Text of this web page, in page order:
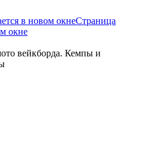
в новом окнеСтраница
окне
вейкборда. Кемпы и